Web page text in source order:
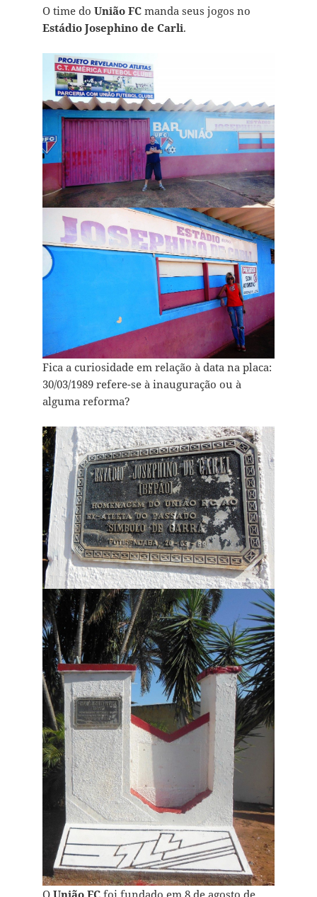
O time do União FCmanda seus jogos no
Estádio Josephino de Carli.
Fica a curiosidade em relação à data na placa:
30/03/1989 refere-se à inauguração ou à
alguma reforma?